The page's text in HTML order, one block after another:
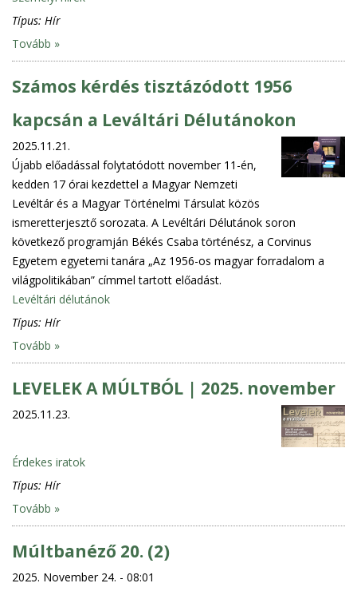
Típus: Hír
Tovább »
Számos kérdés tisztázódott 1956
kapcsán a Leváltári Délutánokon
2025.11.21.
Újabb előadással folytatódott november 11-én,
kedden 17 órai kezdettel a Magyar Nemzeti
Levéltár és a Magyar Történelmi Társulat közös
ismeretterjesztő sorozata. A Levéltári Délutánok soron
következő programján Békés Csaba történész, a Corvinus
Egyetem egyetemi tanára „Az 1956-os magyar forradalom a
világpolitikában” címmel tartott előadást.
Levéltári délutánok
Típus: Hír
Tovább »
LEVELEK A MÚLTBÓL | 2025. november
2025.11.23.
Érdekes iratok
Típus: Hír
Tovább »
Múltbanéző 20. (2)
2025. November 24. - 08:01